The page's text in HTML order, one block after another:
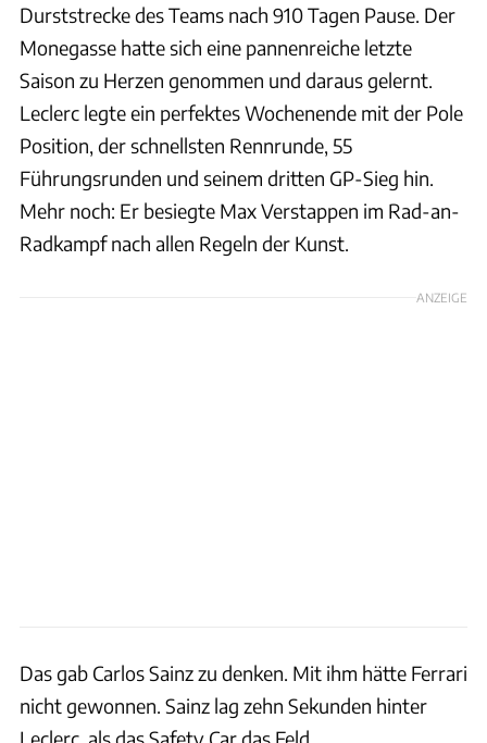
Durststrecke des Teams nach 910 Tagen Pause. Der
Monegasse hatte sich eine pannenreiche letzte
Saison zu Herzen genommen und daraus gelernt.
Leclerc legte ein perfektes Wochenende mit der Pole
Position, der schnellsten Rennrunde, 55
Führungsrunden und seinem dritten GP-Sieg hin.
Mehr noch: Er besiegte Max Verstappen im Rad-an-
Radkampf nach allen Regeln der Kunst.
ANZEIGE
Das gab Carlos Sainz zu denken. Mit ihm hätte Ferrari
nicht gewonnen. Sainz lag zehn Sekunden hinter
Leclerc, als das Safety Car das Feld